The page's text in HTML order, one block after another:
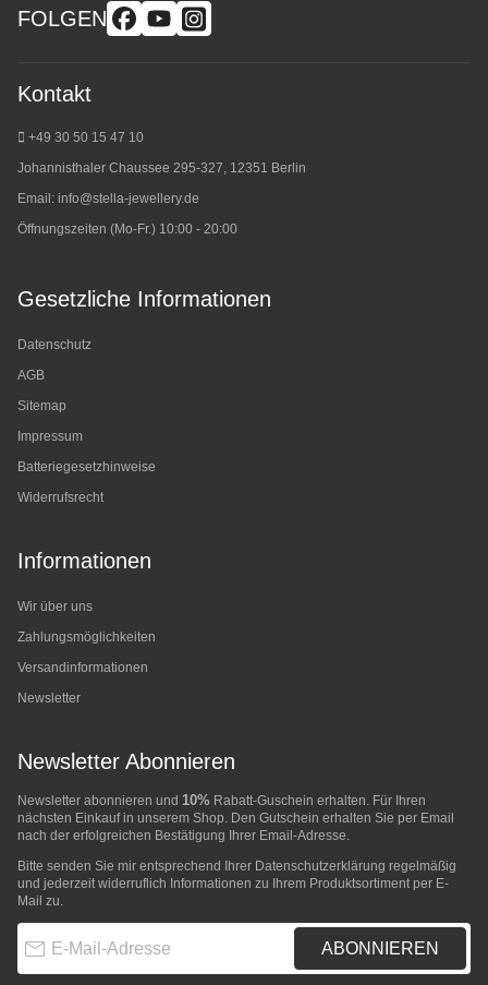
FOLGEN
Kontakt
+49 30 50 15 47 10
Johannisthaler Chaussee 295-327, 12351 Berlin
Email: info@stella-jewellery.de
Öffnungszeiten (Mo-Fr.) 10:00 - 20:00
Gesetzliche Informationen
Datenschutz
AGB
Sitemap
Impressum
Batteriegesetzhinweise
Widerrufsrecht
Informationen
Wir über uns
Zahlungsmöglichkeiten
Versandinformationen
Newsletter
Newsletter Abonnieren
Newsletter abonnieren und 10% Rabatt-Guschein erhalten. Für Ihren
nächsten Einkauf in unserem Shop. Den Gutschein erhalten Sie per Email
nach der erfolgreichen Bestätigung Ihrer Email-Adresse.
Bitte senden Sie mir entsprechend Ihrer Datenschutzerklärung regelmäßig
und jederzeit widerruflich Informationen zu Ihrem Produktsortiment per E-
Mail zu.
ABONNIEREN